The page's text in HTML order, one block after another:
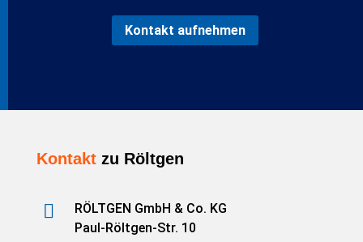
Kontakt aufnehmen
Kontaktzu Röltgen

RÖLTGEN GmbH & Co. KG
Paul-Röltgen-Str. 10